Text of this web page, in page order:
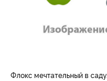
Флокс мечтательный в саду.